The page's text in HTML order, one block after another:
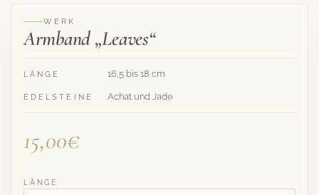
WERK
Armband „Leaves“
LÄNGE 16,5 bis 18 cm
EDELSTEINE Achat und Jade
15,00€
LÄNGE